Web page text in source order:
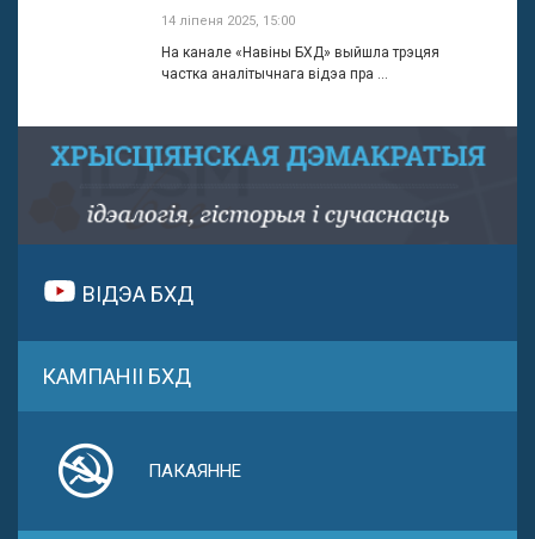
14 ліпеня 2025, 15:00
На канале «Навіны БХД» выйшла трэцяя
частка аналітычнага відэа пра ...
ВІДЭА БХД
КАМПАНІІ БХД
ПАКАЯННЕ